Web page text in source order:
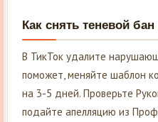
Как снять теневой бан
В ТикТок удалите
поможет, меняйте шаблон
на 3-5 дней. Проверьте
подайте апелляцию из